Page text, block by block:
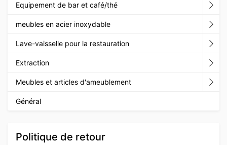
Equipement de bar et café/thé
meubles en acier inoxydable
Lave-vaisselle pour la restauration
Extraction
Meubles et articles d'ameublement
Général
Politique de retour